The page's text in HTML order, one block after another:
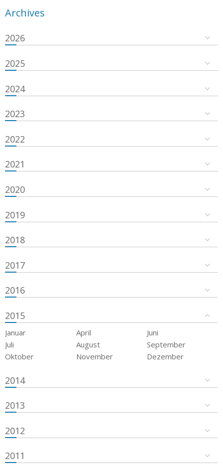
Archives
2026
2025
2024
2023
2022
2021
2020
2019
2018
2017
2016
2015
Januar April
Juni
Juli
August
September
Oktober
November Dezember
2014
2013
2012
2011